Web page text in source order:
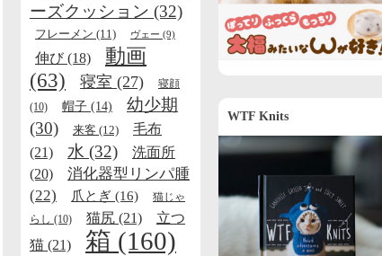
ーズクッション (32)
フレーメン (11) ヴェー (9)
伸び (18)
動画
(63)
寝室 (27)
寝顔
(10)
帽子 (14)
幼少期
(30)
来客 (12)
毛布
(21)
水 (32)
洗面所
(20)
消化器型リンパ腫
(22)
爪とぎ (16)
猫じゃ
らし (10) 猫尻 (21)
立つ
猫 (21) 箱 (160)
WTF Knits